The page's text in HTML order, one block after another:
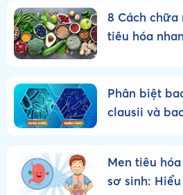
8 Cách chữa
tiêu hóa
Phân biệt
clausii và
Men tiêu
sơ sinh: